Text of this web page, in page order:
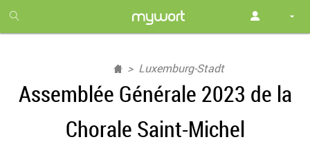
month
free
Luxemburg-Stadt
Assemblée Générale 2023 de la
Chorale Saint-Michel